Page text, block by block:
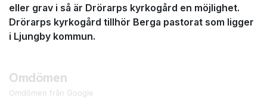
eller grav i så är Drörarps kyrkogård en möjlighet.
Drörarps kyrkogård tillhör Berga pastorat som ligger
i Ljungby kommun.
Omdömen
Omdömen från Google